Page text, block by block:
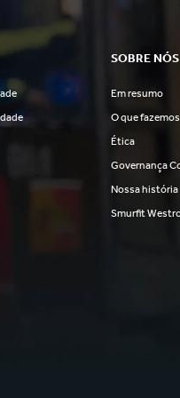
SOBRE NÓS
Em resumo
O que fazemos
Ética
Governança
Nossa história
Smurfit